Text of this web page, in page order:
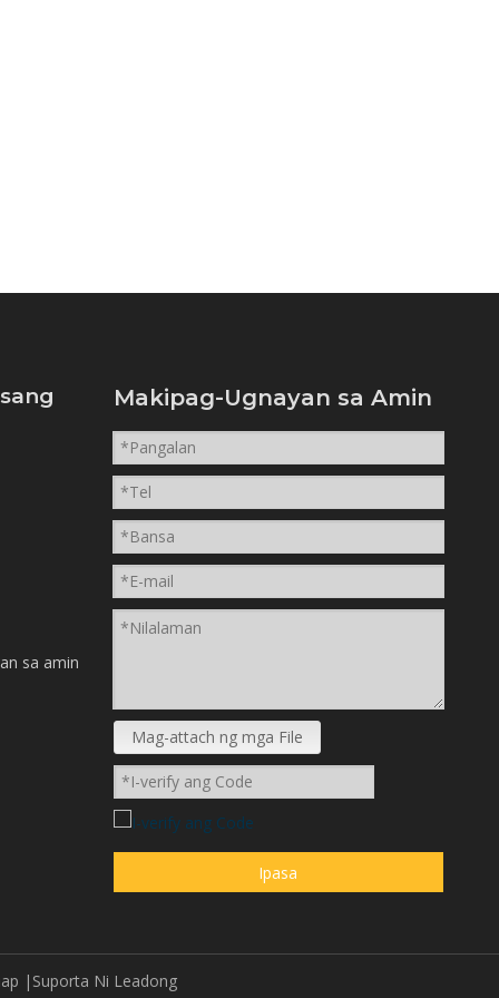
sa amin
Makipag-Ugnayan sa Amin
Mag-attach ng mga File
Ipasa
|Suporta Ni Leadong